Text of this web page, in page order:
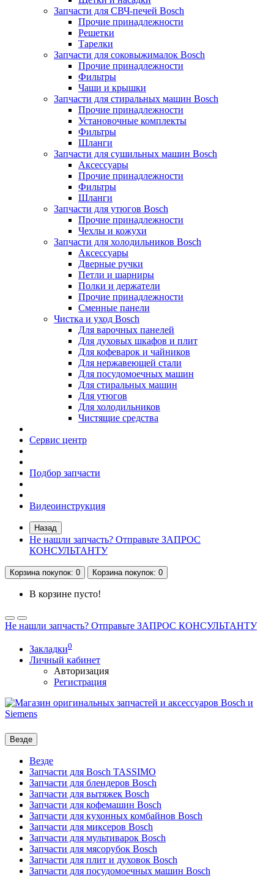
Запчасти для СВЧ-печей Bosch
Прочие принадлежности
Решетки
Тарелки
Запчасти для соковыжималок Bosch
Прочие принадлежности
Фильтры
Чаши и крышки
Запчасти для стиральных машин Bosch
Прочие принадлежности
Установочные комплекты
Фильтры
Шланги
Запчасти для сушильных машин Bosch
Аксессуары
Прочие принадлежности
Фильтры
Шланги
Запчасти для утюгов Bosch
Прочие принадлежности
Чехлы и кожухи
Запчасти для холодильников Bosch
Аксессуары
Дверные ручки
Петли и шарниры
Полки и держатели
Прочие принадлежности
Сменные панели
Чистка и уход Bosch
Для варочных панелей
Для духовых шкафов и плит
Для кофеварок и чайников
Для нержавеющей стали
Для посудомоечных машин
Для стиральных машин
Для утюгов
Для холодильников
Чистящие средства
Сервис центр
Подбор запчасти
Видеоинструкция
Назад
Не нашли запчасть? Отправьте ЗАПРОС
КОНСУЛЬТАНТУ
Корзинапокупок: 0 Корзинапокупок: 0
В корзине пусто!
Не нашли запчасть? Отправьте ЗАПРОС КОНСУЛЬТАНТУ
Закладки0
Личный кабинет
Авторизация
Регистрация
Везде
Везде
Запчасти для Bosch TASSIMO
Запчасти для блендеров Bosch
Запчасти для вытяжек Bosch
Запчасти для кофемашин Bosch
Запчасти для кухонных комбайнов Bosch
Запчасти для миксеров Bosch
Запчасти для мультиварок Bosch
Запчасти для мясорубок Bosch
Запчасти для плит и духовок Bosch
Запчасти для посудомоечных машин Bosch